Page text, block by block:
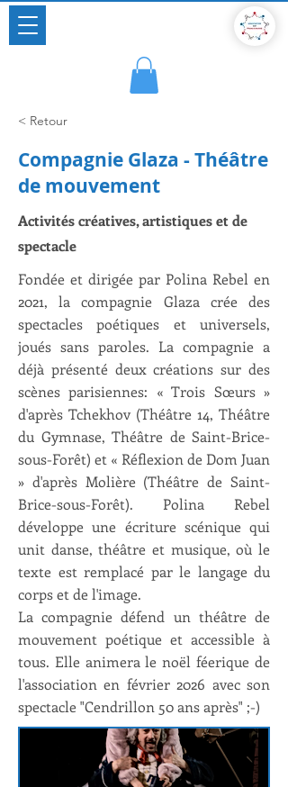
< Retour
Compagnie Glaza - Théâtre
de mouvement
Activités créatives, artistiques et de
spectacle
Fondée et dirigée par Polina Rebel en
2021, la compagnie Glaza crée des
spectacles poétiques et universels,
joués sans paroles. La compagnie a
déjà présenté deux créations sur des
scènes parisiennes: « Trois Sœurs »
d'après Tchekhov (Théâtre 14, Théâtre
du Gymnase, Théâtre de Saint-Brice-
sous-Forêt) et « Réflexion de Dom Juan
» d'après Molière (Théâtre de Saint-
Brice-sous-Forêt). Polina Rebel
développe une écriture scénique qui
unit danse, théâtre et musique, où le
texte est remplacé par le langage du
corps et de l'image.
La compagnie défend un théâtre de
mouvement poétique et accessible à
tous. Elle animera le noël féerique de
l'association en février 2026 avec son
spectacle "Cendrillon 50 ans après" ;-)